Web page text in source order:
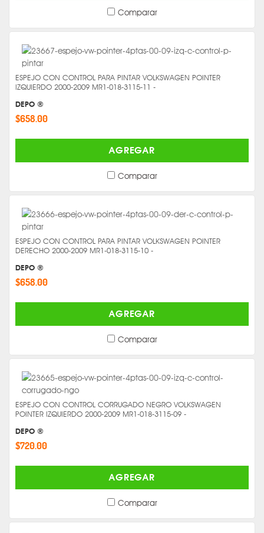
Comparar
ESPEJO CON CONTROL PARA PINTAR VOLKSWAGEN POINTER
IZQUIERDO 2000-2009 MR1-018-3115-11 -
DEPO ®
$658.00
AGREGAR
Comparar
ESPEJO CON CONTROL PARA PINTAR VOLKSWAGEN POINTER
DERECHO 2000-2009 MR1-018-3115-10 -
DEPO ®
$658.00
AGREGAR
Comparar
ESPEJO CON CONTROL CORRUGADO NEGRO VOLKSWAGEN
POINTER IZQUIERDO 2000-2009 MR1-018-3115-09 -
DEPO ®
$720.00
AGREGAR
Comparar